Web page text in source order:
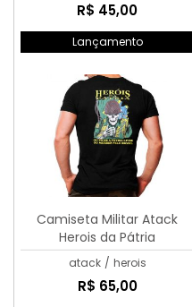
R$ 45,00
Lançamento
Camiseta Militar Atack
Herois da Pátria
atack / herois
R$ 65,00